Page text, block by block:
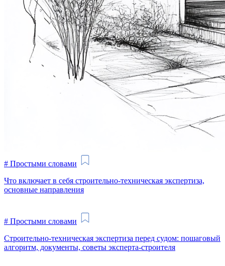
# Простыми словами
Что включает в себя строительно-техническая экспертиза,
основные направления
# Простыми словами
Строительно-техническая экспертиза перед судом: пошаговый
алгоритм, документы, советы эксперта-строителя